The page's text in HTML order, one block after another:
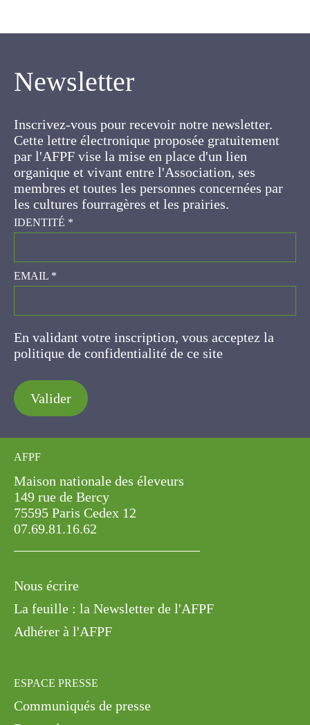
Newsletter
Cette lettre électronique proposée
gratuitement par l'AFPF vise la mise en place
d'un lien organique et vivant entre l'Association,
ses membres et toutes les personnes
concernées par les cultures fourragères et les
prairies.
IDENTITÉ*
EMAIL*
En validant votre inscription, vous acceptez la
politique de confidentialité de ce site
Valider
AFPF
Maison nationale des éleveurs
149 rue de Bercy
75595 Paris Cedex 12
07.69.81.16.62
Nous écrire
La feuille : la Newsletter de l'AFPF
Adhérer à l'AFPF
ESPACE PRESSE
Communiqués de presse